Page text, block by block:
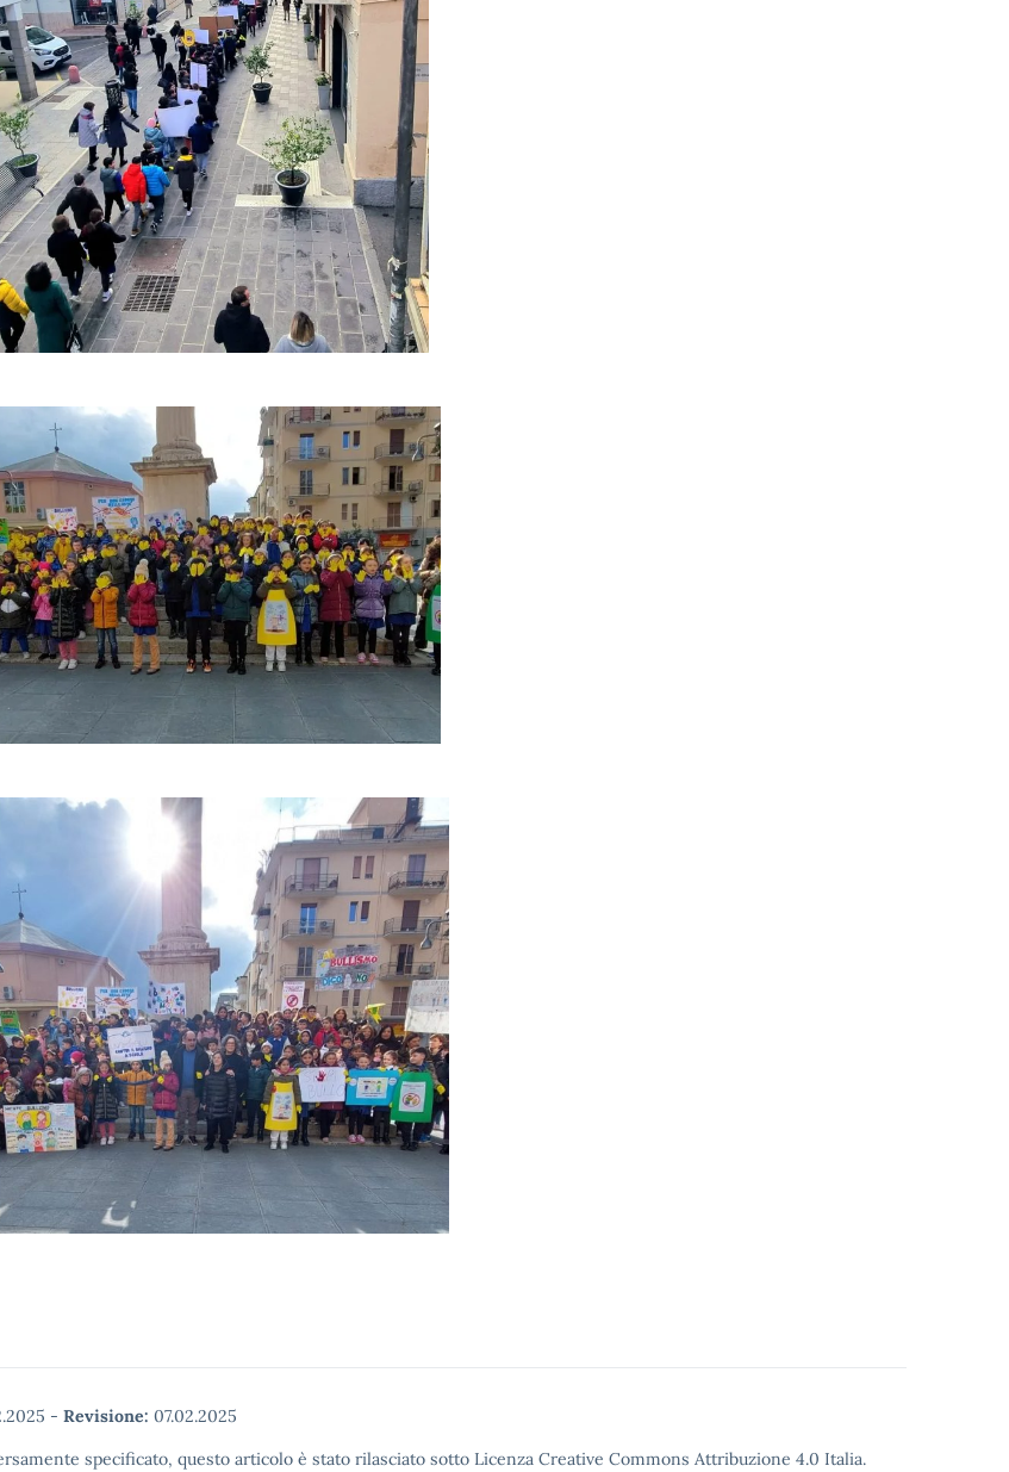
- Revisione: 07.02.2025
specificato, questo articolo è stato rilasciato sotto Licenza Creative Commons Attribuzione 4.0 Italia.